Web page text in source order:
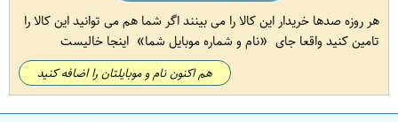
هر روزه صدها خریدار این کالا را می بینند اگر شما هم می توانید این کالا را
تامین کنید واقعا جای
نام و شماره موبایل شما اینجا خالیست
هم اکنون نام و موبایلتان را اضافه کنید